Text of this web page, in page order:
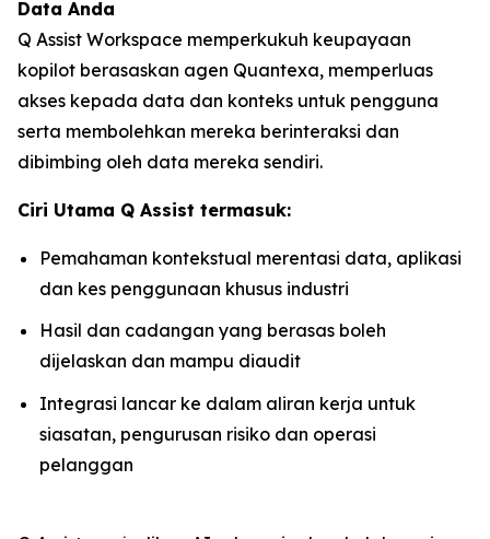
Data Anda
Q Assist Workspace memperkukuh keupayaan
kopilot berasaskan agen Quantexa, memperluas
akses kepada data dan konteks untuk pengguna
serta membolehkan mereka berinteraksi dan
dibimbing oleh data mereka sendiri.
Ciri Utama Q Assist termasuk:
Pemahaman kontekstual merentasi data, aplikasi
dan kes penggunaan khusus industri
Hasil dan cadangan yang berasas boleh
dijelaskan dan mampu diaudit
Integrasi lancar ke dalam aliran kerja untuk
siasatan, pengurusan risiko dan operasi
pelanggan